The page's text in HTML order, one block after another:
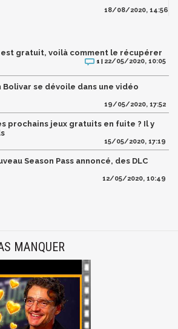
18/08/2020, 14:56
est gratuit, voilà comment le récupérer
1 | 22/05/2020, 10:05
Bolivar se dévoile dans une vidéo
19/05/2020, 17:52
prochains jeux gratuits en fuite ? Il y
15/05/2020, 17:19
Season Pass annoncé, des DLC
12/05/2020, 10:49
MANQUER